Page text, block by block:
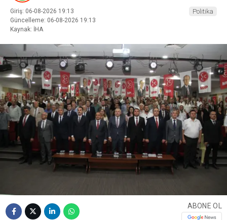
Giriş: 06-08-2026 19:13
Güncelleme: 06-08-2026 19:13
Kaynak: İHA
Politika
ABONE OL